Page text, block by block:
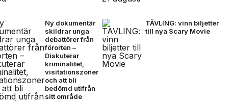
Ny dokumentär
skildrar unga
debattörer från
förorten –
Diskuterar
kriminalitet,
visitationszoner
och att bli
bedömd utifrån
sitt område
TÄVLING: vinn biljetter
till nya Scary Movie